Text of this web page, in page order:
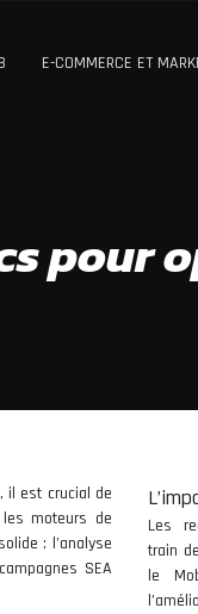
E-COMMERCE ET
pour
il est crucial de
moteurs de
: l’analyse
SEA
Les
train
le